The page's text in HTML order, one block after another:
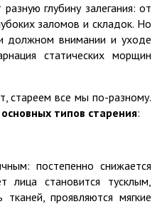
глубину залегания: от
заломов и складок. Но
должном внимании и уходе
статических морщин
стареем все мы по-разному.
типов старения:
постепенно снижается
становится тусклым,
тканей, проявляются мягкие